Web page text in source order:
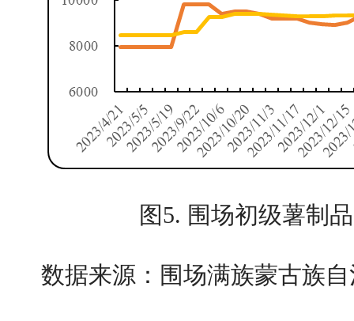
图5. 围场初级薯制
数据来源：围场满族蒙古族